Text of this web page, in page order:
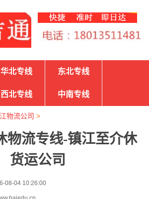
华北专线 东北专线
西北专线 中南专线
物流公司 >
物流专线-镇江至介休
货运公司
08-04 10:26:00